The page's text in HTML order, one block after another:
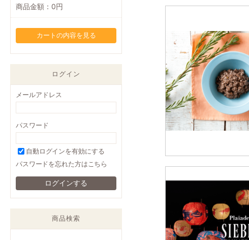
商品金額： 0円
カートの内容を見る
ログイン
メールアドレス
パスワード
自動ログインを有効にする
パスワードを忘れた方はこちら
商品検索